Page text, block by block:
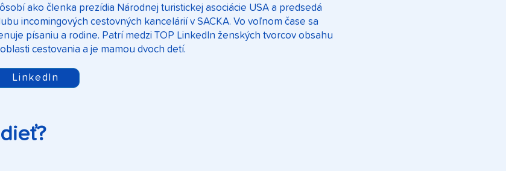
ako členka prezídia Národnej turistickej asociácie USA a predsedá
incomingových cestovných kancelárií v SACKA. Vo voľnom čase sa
písaniu a rodine. Patrí medzi TOP LinkedIn ženských tvorcov obsahu
cestovania a je mamou dvoch detí.
LinkedIn